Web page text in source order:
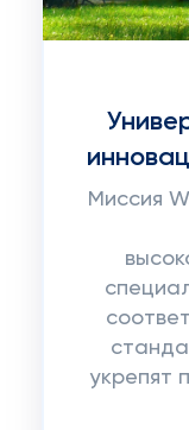
Миссия
укрепят